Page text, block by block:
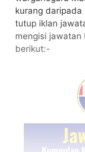
kurang daripada
tutup iklan
mengisi jawatan
berikut:-